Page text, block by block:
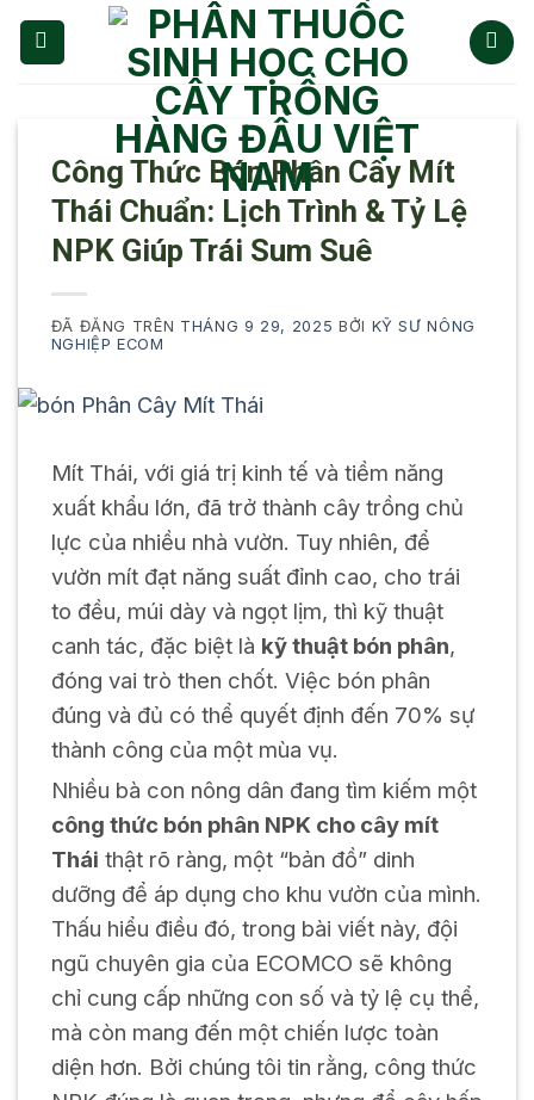
Chuyển
đến
Công Thức Bón Phân Cây Mít
Thái Chuẩn: Lịch Trình & Tỷ Lệ
NPK Giúp Trái Sum Suê
ĐÃ ĐĂNG TRÊN THÁNG 9 29, 2025 BỞI KỸ SƯ NÔNG
NGHIỆP ECOM
Mít Thái, với giá trị kinh tế và tiềm năng
xuất khẩu lớn, đã trở thành cây trồng chủ
lực của nhiều nhà vườn. Tuy nhiên, để
vườn mít đạt năng suất đỉnh cao, cho trái
to đều, múi dày và ngọt lịm, thì kỹ thuật
canh tác, đặc biệt là kỹ thuật bón phân,
đóng vai trò then chốt. Việc bón phân
đúng và đủ có thể quyết định đến 70% sự
thành công của một mùa vụ.
Nhiều bà con nông dân đang tìm kiếm một
công thức bón phân NPK cho cây mít
Thái thật rõ ràng, một “bản đồ” dinh
dưỡng để áp dụng cho khu vườn của mình.
Thấu hiểu điều đó, trong bài viết này, đội
ngũ chuyên gia của ECOMCO sẽ không
chỉ cung cấp những con số và tỷ lệ cụ thể,
mà còn mang đến một chiến lược toàn
diện hơn. Bởi chúng tôi tin rằng, công thức